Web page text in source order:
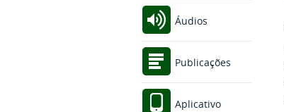
Áudios
Publicações
Aplicativo